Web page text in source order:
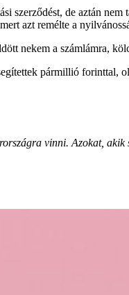
de aztán nem
azt remélte a
nekem a számlámra,
pármillió forinttal,
vinni. Azokat, akik